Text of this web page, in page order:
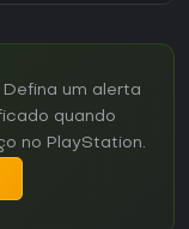
um alerta
quando
no PlayStation.